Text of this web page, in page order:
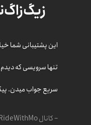
این پشتیبانی شما
تنها سرویسی که
سریع جواب میدن.
–کانال RideWithMo